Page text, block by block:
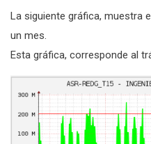
La siguiente gráfica, muestra
un mes.
Esta gráfica, corresponde al